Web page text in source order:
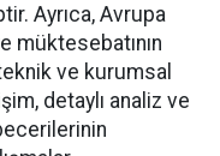
Ayrıca, Avrupa
müktesebatının
ve kurumsal
detaylı analiz ve